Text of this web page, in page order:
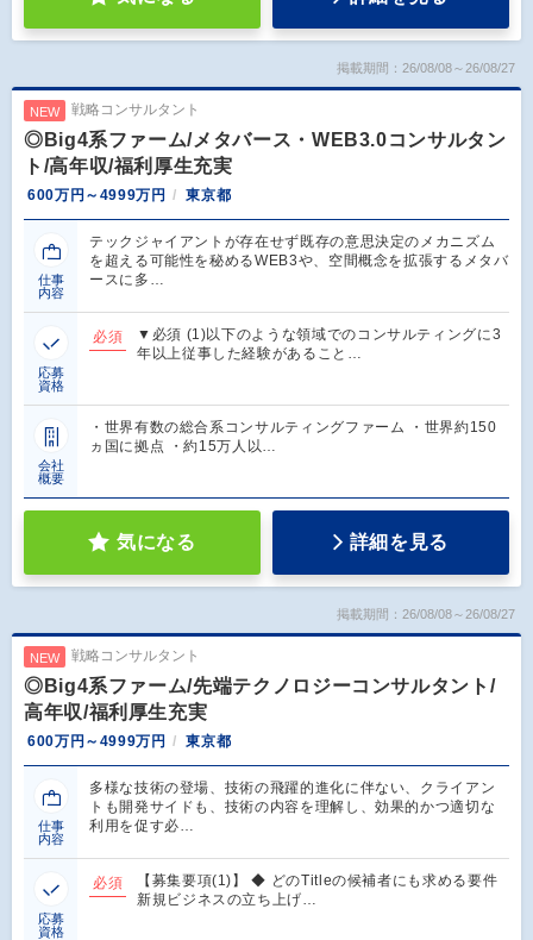
掲載期間：26/08/08～26/08/27
NEW 戦略コンサルタント
◎Big4系ファーム/メタバース・WEB3.0コンサルタン
ト/高年収/福利厚生充実
600万円～4999万円 東京都
仕事
内容
テックジャイアントが存在せず既存の意思決定のメカニズム
を超える可能性を秘めるWEB3や、空間概念を拡張するメタバ
ースに多…
応募
資格
必須
▼必須 (1)以下のような領域でのコンサルティングに3
年以上従事した経験があること…
会社
概要
・世界有数の総合系コンサルティングファーム ・世界約150
ヵ国に拠点 ・約15万人以…
気になる 詳細を見る
掲載期間：26/08/08～26/08/27
NEW 戦略コンサルタント
◎Big4系ファーム/先端テクノロジーコンサルタント/
高年収/福利厚生充実
600万円～4999万円 東京都
仕事
内容
多様な技術の登場、技術の飛躍的進化に伴ない、クライアン
トも開発サイドも、技術の内容を理解し、効果的かつ適切な
利用を促す必…
応募
資格
必須
【募集要項(1)】 ◆ どのTitleの候補者にも求める要件
新規ビジネスの立ち上げ…